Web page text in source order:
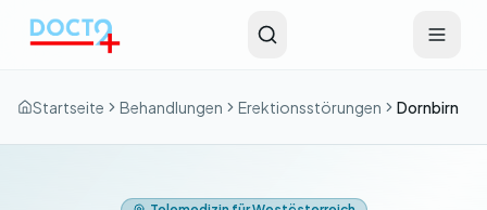
Startseite Behandlungen Erektionsstörungen Dornbirn